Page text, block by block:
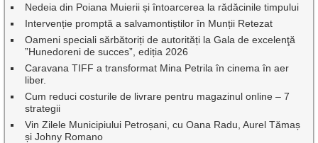
Nedeia din Poiana Muierii și întoarcerea la rădăcinile timpului
Intervenție promptă a salvamontiștilor în Munții Retezat
Oameni speciali sărbătoriți de autorități la Gala de excelenţă
”Hunedoreni de succes”, ediția 2026
Caravana TIFF a transformat Mina Petrila în cinema în aer
liber.
Cum reduci costurile de livrare pentru magazinul online – 7
strategii
Vin Zilele Municipiului Petroșani, cu Oana Radu, Aurel Tămaș
și Johny Romano